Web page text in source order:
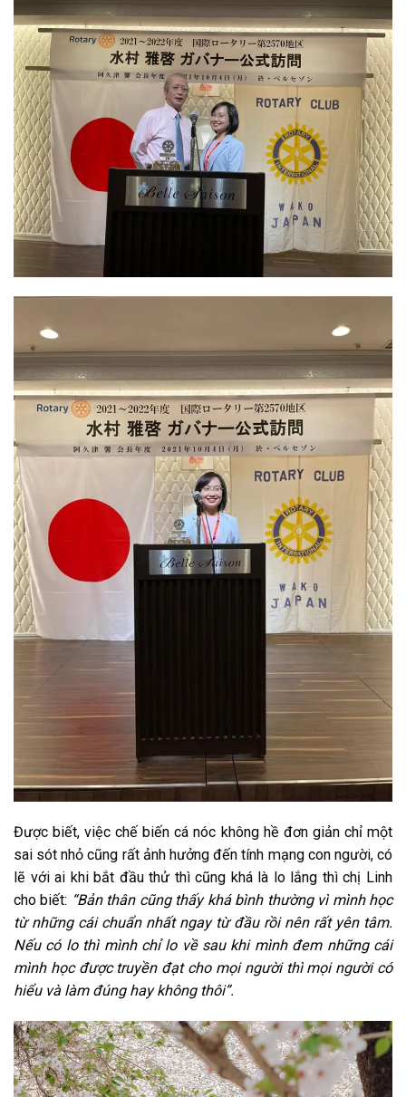
Được biết, việc chế biến cá nóc không hề đơn giản chỉ một
sai sót nhỏ cũng rất ảnh hưởng đến tính mạng con người, có
lẽ với ai khi bắt đầu thử thì cũng khá là lo lắng thì chị Linh
cho biết: “Bản thân cũng thấy khá bình thường vì mình học
từ những cái chuẩn nhất ngay từ đầu rồi nên rất yên tâm.
Nếu có lo thì mình chỉ lo về sau khi mình đem những cái
mình học được truyền đạt cho mọi người thì mọi người có
hiểu và làm đúng hay không thôi”.